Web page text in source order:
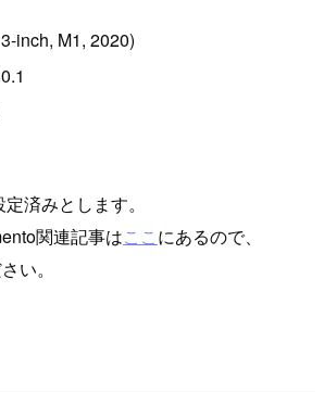
inch, M1, 2020)
済みとします。
関連記事はここ にあるので、
い。